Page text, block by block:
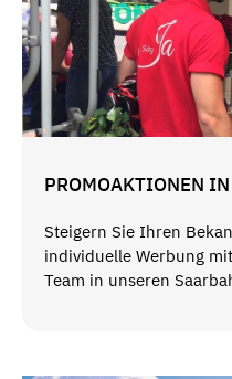
PROMOAKTIONEN
Steigern Sie Ihren
individuelle Werbung
Team in unseren